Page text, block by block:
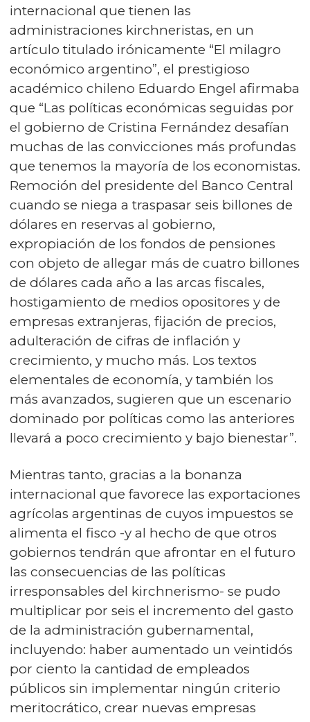
internacional que tienen las
administraciones kirchneristas, en un
artículo titulado irónicamente “El milagro
económico argentino”, el prestigioso
académico chileno Eduardo Engel afirmaba
que “Las políticas económicas seguidas por
el gobierno de Cristina Fernández desafían
muchas de las convicciones más profundas
que tenemos la mayoría de los economistas.
Remoción del presidente del Banco Central
cuando se niega a traspasar seis billones de
dólares en reservas al gobierno,
expropiación de los fondos de pensiones
con objeto de allegar más de cuatro billones
de dólares cada año a las arcas fiscales,
hostigamiento de medios opositores y de
empresas extranjeras, fijación de precios,
adulteración de cifras de inflación y
crecimiento, y mucho más. Los textos
elementales de economía, y también los
más avanzados, sugieren que un escenario
dominado por políticas como las anteriores
llevará a poco crecimiento y bajo bienestar”.
Mientras tanto, gracias a la bonanza
internacional que favorece las exportaciones
agrícolas argentinas de cuyos impuestos se
alimenta el fisco -y al hecho de que otros
gobiernos tendrán que afrontar en el futuro
las consecuencias de las políticas
irresponsables del kirchnerismo- se pudo
multiplicar por seis el incremento del gasto
de la administración gubernamental,
incluyendo: haber aumentado un veintidós
por ciento la cantidad de empleados
públicos sin implementar ningún criterio
meritocrático, crear nuevas empresas